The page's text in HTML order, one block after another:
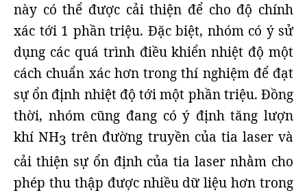
này có thể được cải thiện để cho độ chính
xác tới 1 phần triệu. Đặc biệt, nhóm có ý sử
dụng các quá trình điều khiển nhiệt độ một
cách chuẩn xác hơn trong thí nghiệm để đạt
sự ổn định nhiệt độ tới một phần triệu. Đồng
thời, nhóm cũng đang có ý định tăng lượn
khí NH3 trên đường truyền của tia laser và
cải thiện sự ổn định của tia laser nhằm cho
phép thu thập được nhiều dữ liệu hơn trong